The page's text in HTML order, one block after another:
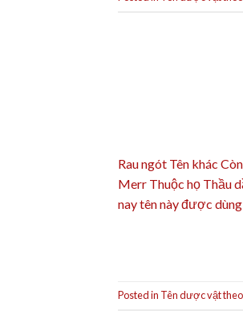
Rau ngót Tên khác
Merr Thuộc họ Thầu
nay tên này được
Posted in Tên dược vật